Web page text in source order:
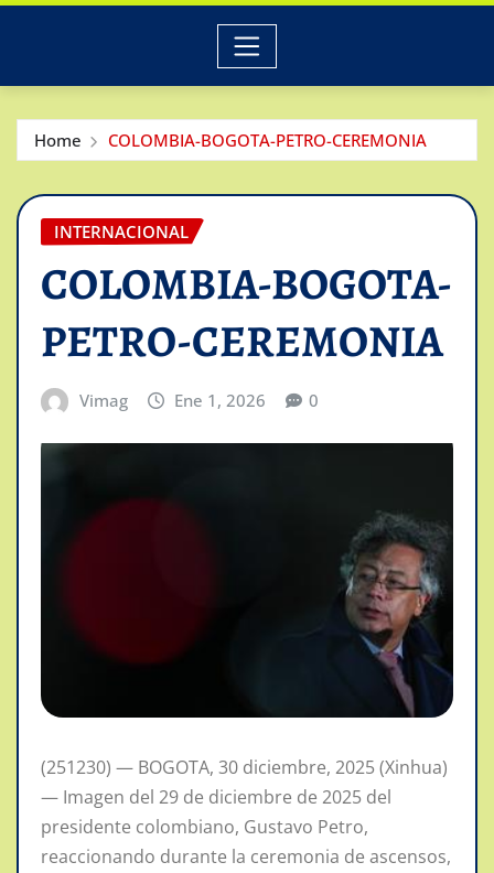
Home COLOMBIA-BOGOTA-PETRO-CEREMONIA
INTERNACIONAL
COLOMBIA-BOGOTA-
PETRO-CEREMONIA
Vimag Ene 1, 2026 0
(251230) — BOGOTA, 30 diciembre, 2025 (Xinhua)
— Imagen del 29 de diciembre de 2025 del
presidente colombiano, Gustavo Petro,
reaccionando durante la ceremonia de ascensos,